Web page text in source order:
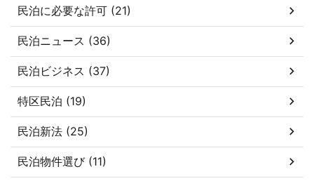
民泊に必要な許可 (21)
民泊ニュース (36)
民泊ビジネス (37)
特区民泊 (19)
民泊新法 (25)
民泊物件選び (11)